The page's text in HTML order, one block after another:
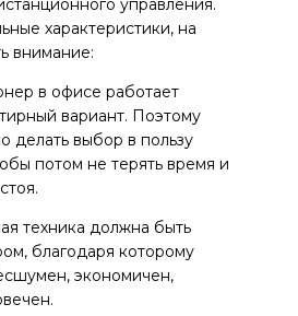
управления.
характеристики, на
внимание:
в офисе работает
вариант. Поэтому
делать выбор в пользу
потом не терять время и
техника должна быть
благодаря которому
экономичен,